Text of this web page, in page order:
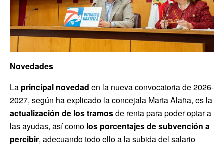
Novedades
La principal novedad en la nueva convocatoria de 2026-
2027, según ha explicado la concejala Marta Alaña, es la
actualización de los tramosde renta para poder optar a
las ayudas, así como los porcentajes de subvención a
percibir, adecuando todo ello a la subida del salario